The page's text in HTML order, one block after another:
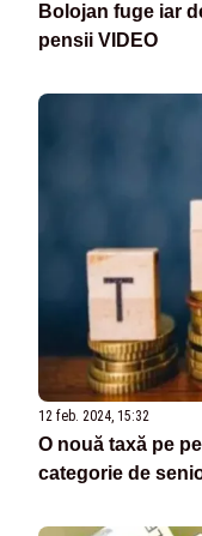
Bolojan fuge iar
pensii VIDEO
12 feb. 2024, 15:32
O nouă taxă pe
categorie de